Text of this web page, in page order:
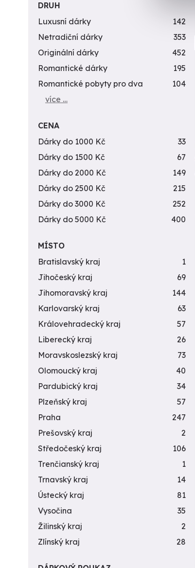
DRUH
Luxusní dárky
142
Netradiční dárky
353
Originální dárky
452
Romantické dárky
195
Romantické pobyty pro dva
104
více …
CENA
Dárky do 1000 Kč
33
Dárky do 1500 Kč
67
Dárky do 2000 Kč
149
Dárky do 2500 Kč
215
Dárky do 3000 Kč
252
Dárky do 5000 Kč
400
MÍSTO
Bratislavský kraj
1
Jihočeský kraj
69
Jihomoravský kraj
144
Karlovarský kraj
63
Královehradecký kraj
57
Liberecký kraj
26
Moravskoslezský kraj
73
Olomoucký kraj
40
Pardubický kraj
34
Plzeňský kraj
57
Praha
247
Prešovský kraj
2
Středočeský kraj
106
Trenčianský kraj
1
Trnavský kraj
14
Ústecký kraj
81
Vysočina
35
Žilinský kraj
2
Zlínský kraj
28